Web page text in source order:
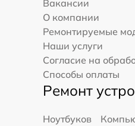
Вакансии
О компании
Ремонтируемые
Наши услуги
Согласие на
Способы оплаты
Ремонт
Ноутбуков